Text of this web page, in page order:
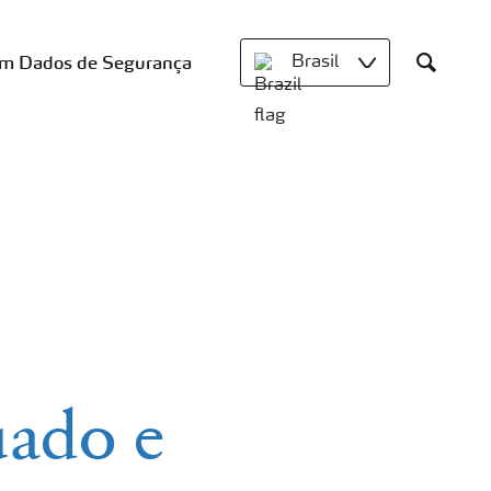
Dados de Segurança Brasil
Search
e